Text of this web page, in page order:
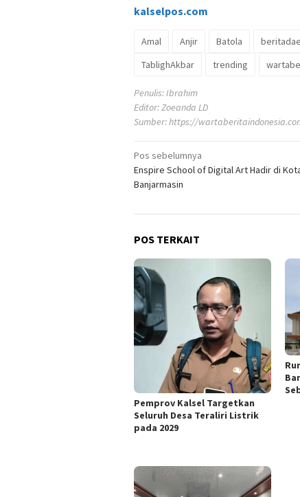
kalselpos.com
Amal Anjir Batola
TablighAkbar
trending
Penulis: Ibrahim
Editor: Zoeanda LD
Sumber:https://
Navigasi
pos
Pos sebelumnya
Enspire School of Digital Art Hadir di
Banjarmasin
POS TERKAIT
Pemprov Kalsel Targetkan
Seluruh Desa Teraliri Listrik
pada 2029